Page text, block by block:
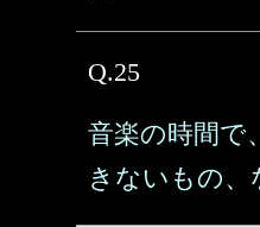
Q.25
音楽の時間で
きないもの、